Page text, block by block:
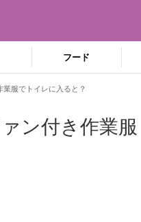
フード
服でトイレに入ると？
ン付き作業服